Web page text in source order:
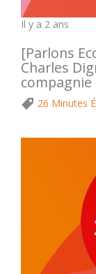
Il y a 2 ans
[Parlons
Charles
26 Minutes